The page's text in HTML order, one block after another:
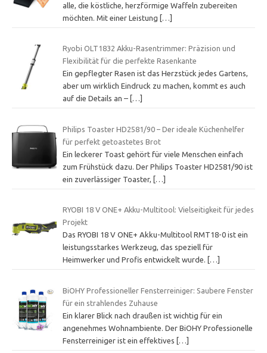
alle, die köstliche, herzförmige Waffeln zubereiten
möchten. Mit einer Leistung […]
Ryobi OLT1832 Akku-Rasentrimmer: Präzision und
Flexibilität für die perfekte Rasenkante
Ein gepflegter Rasen ist das Herzstück jedes Gartens,
aber um wirklich Eindruck zu machen, kommt es auch
auf die Details an – […]
Philips Toaster HD2581/90 – Der ideale Küchenhelfer
für perfekt getoastetes Brot
Ein leckerer Toast gehört für viele Menschen einfach
zum Frühstück dazu. Der Philips Toaster HD2581/90 ist
ein zuverlässiger Toaster, […]
RYOBI 18 V ONE+ Akku-Multitool: Vielseitigkeit für jedes
Projekt
Das RYOBI 18 V ONE+ Akku-Multitool RMT18-0 ist ein
leistungsstarkes Werkzeug, das speziell für
Heimwerker und Profis entwickelt wurde.
[…]
BiOHY Professioneller Fensterreiniger: Saubere Fenster
für ein strahlendes Zuhause
Ein klarer Blick nach draußen ist wichtig für ein
angenehmes Wohnambiente. Der BiOHY Professionelle
Fensterreiniger ist ein effektives […]